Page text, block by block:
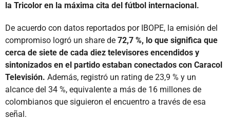
la Tricolor en la máxima cita del fútbol internacional.
De acuerdo con datos reportados por IBOPE, la emisión del
compromiso logró un share de 72,7 %, lo que significa que
cerca de siete de cada diez televisores encendidos y
sintonizados en el partido estaban conectados con Caracol
Televisión. Además, registró un rating de 23,9 % y un
alcance del 34 %, equivalente a más de 16 millones de
colombianos que siguieron el encuentro a través de esa
señal.